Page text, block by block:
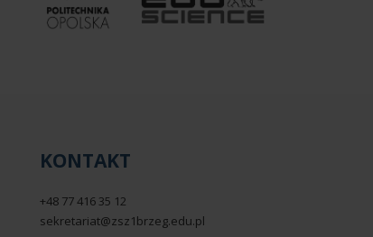
KONTAKT
+48 77 416 35 12
sekretariat@zsz1brzeg.edu.pl